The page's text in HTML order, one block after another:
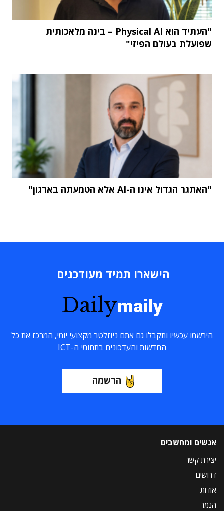
"העתיד הוא Physical AI – בינה מלאכותית
שפועלת בעולם הפיזי"
"האתגר הגדול אינו ה-AI אלא הטמעתה בארגון"
הישארו תמיד מעודכנים
Dailymaily
הירשמו עכשיו ותקבלו גם אתם ניוזלטר מקצועי יומי, המרכז את כל
החדשות והעדכונים בתחומי ה-ICT
הרשמה
אנשים ומחשבים
יצירת קשר
דרושים
אודות
הנמר